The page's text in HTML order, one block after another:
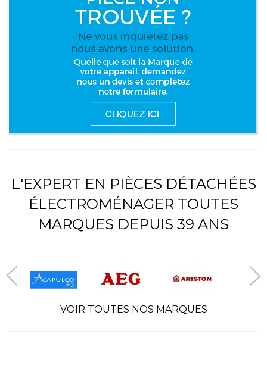
L'EXPERT EN PIÈCES DÉTACHÉES
ÉLECTROMÉNAGER TOUTES
MARQUES DEPUIS 39 ANS
VOIR TOUTES NOS MARQUES